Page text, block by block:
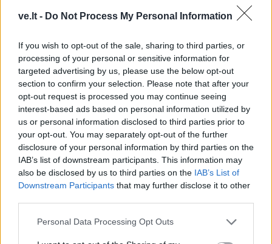
ve.lt - Do Not Process My Personal Information
If you wish to opt-out of the sale, sharing to third parties, or
processing of your personal or sensitive information for
targeted advertising by us, please use the below opt-out
section to confirm your selection. Please note that after your
opt-out request is processed you may continue seeing
interest-based ads based on personal information utilized by
us or personal information disclosed to third parties prior to
your opt-out. You may separately opt-out of the further
disclosure of your personal information by third parties on the
IAB’s list of downstream participants. This information may
also be disclosed by us to third parties on the IAB’s List of
Downstream Participants that may further disclose it to other
Personal Data Processing Opt Outs
Į Klaipėdą iš emigracijos
grįžusi Karina Kučinskienė
įvardijo didžiausią savo
norą
Jūros šventę anksčiau
puošęs Anatolijus
Klemencovas: gal jau
užtenka
Šiuo metu skaitomiausi
katastrofišką karo pabaigą
Ukrainoje